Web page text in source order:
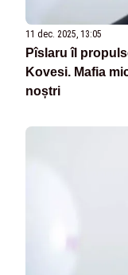
11 dec. 2025, 13:05
Pîslaru îl
Kovesi. Mafia
noștri